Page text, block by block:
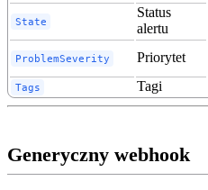
State
Status
alertu
ProblemSeverity Priorytet
Tags Tagi
Generyczny webhook